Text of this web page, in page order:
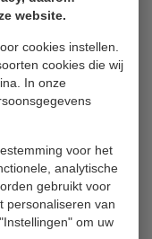
website.
cookies instellen.
cookies die wij
In onze
voor het
analytische
gebruikt voor
personaliseren van
om uw
0551-